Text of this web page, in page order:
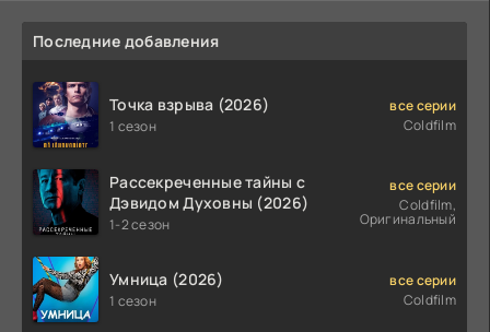
Последние добавления
Точка взрыва (2026)
1 сезон
все серии
Coldfilm
Рассекреченные тайны с
Дэвидом Духовны (2026)
1-2 сезон
все серии
Coldfilm,
Оригинальный
Умница (2026)
1 сезон
все серии
Coldfilm